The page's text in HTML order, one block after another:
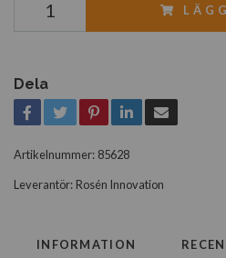
Dela
Artikelnummer: 85628
Leverantör: Rosén Innovation
INFORMATION